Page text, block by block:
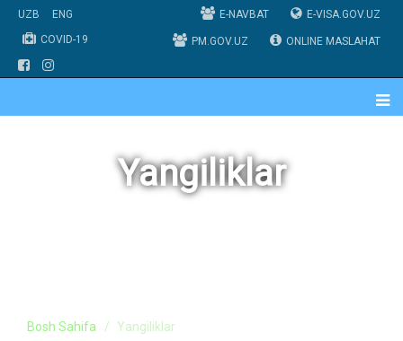
UZB
ENG
COVID-19
E-NAVBAT E-VISA.GOV.UZ
PM.GOV.UZ ONLINE MASLAHAT
Yangiliklar
Bosh Sahifa Yangiliklar